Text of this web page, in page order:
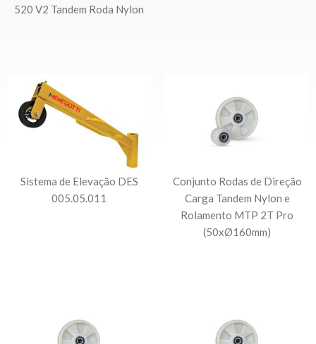
520 V2 Tandem Roda Nylon
Sistema de Elevação DES
005.05.011
Conjunto Rodas de Direção
Carga Tandem Nylon e
Rolamento MTP 2T Pro
(50xØ160mm)